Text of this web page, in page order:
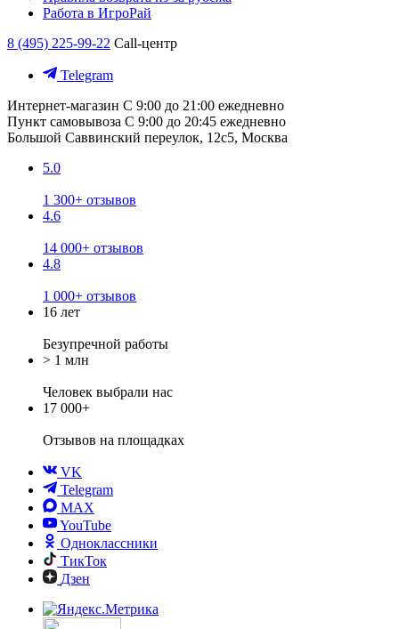
Работа в ИгроРай
8 (495) 225-99-22 Call-центр
Telegram
Интернет-магазин С 9:00 до 21:00 ежедневно
Пункт самовывоза С 9:00 до 20:45 ежедневно
Большой Саввинский переулок, 12с5, Москва
5.0
1 300+ отзывов
4.6
14 000+ отзывов
4.8
1 000+ отзывов
16 лет
Безупречной работы
> 1 млн
Человек выбрали нас
17 000+
Отзывов на площадках
VK
Telegram
MAX
YouTube
Одноклассники
ТикТок
Дзен